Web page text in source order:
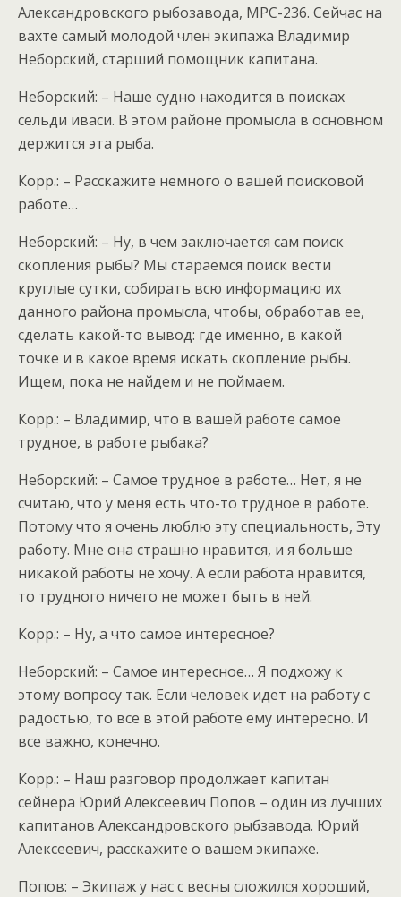
Александровского рыбозавода, МРС-236. Сейчас на
вахте самый молодой член экипажа Владимир
Неборский, старший помощник капитана.
Неборский: – Наше судно находится в поисках
сельди иваси. В этом районе промысла в основном
держится эта рыба.
Корр.: – Расскажите немного о вашей поисковой
работе…
Неборский: – Ну, в чем заключается сам поиск
скопления рыбы? Мы стараемся поиск вести
круглые сутки, собирать всю информацию их
данного района промысла, чтобы, обработав ее,
сделать какой-то вывод: где именно, в какой
точке и в какое время искать скопление рыбы.
Ищем, пока не найдем и не поймаем.
Корр.: – Владимир, что в вашей работе самое
трудное, в работе рыбака?
Неборский: – Самое трудное в работе… Нет, я не
считаю, что у меня есть что-то трудное в работе.
Потому что я очень люблю эту специальность, Эту
работу. Мне она страшно нравится, и я больше
никакой работы не хочу. А если работа нравится,
то трудного ничего не может быть в ней.
Корр.: – Ну, а что самое интересное?
Неборский: – Самое интересное… Я подхожу к
этому вопросу так. Если человек идет на работу с
радостью, то все в этой работе ему интересно. И
все важно, конечно.
Корр.: – Наш разговор продолжает капитан
сейнера Юрий Алексеевич Попов – один из лучших
капитанов Александровского рыбзавода. Юрий
Алексеевич, расскажите о вашем экипаже.
Попов: – Экипаж у нас с весны сложился хороший,